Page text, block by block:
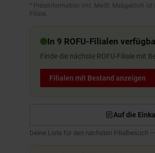
* Preisinformation inkl. MwSt. Maßgeblich ist
Filiale.
In 9 ROFU-Filialen
Finde die nächste ROFU-Filiale mit
Filialen mit Bestand anzeigen
Auf die
Deine Liste für den nächsten Filialbesuch